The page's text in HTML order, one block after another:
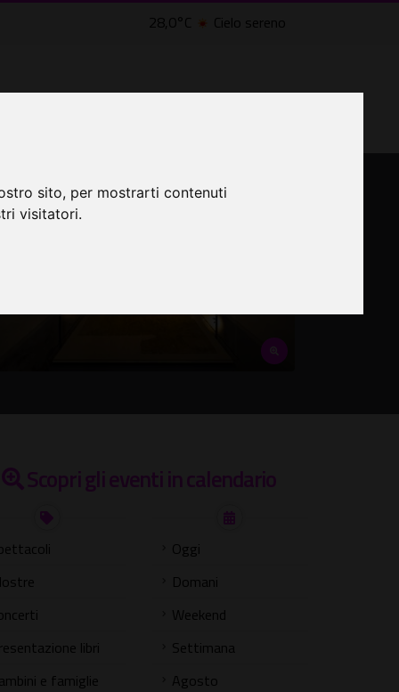
sito, per mostrarti contenuti
visitatori.
28,0°C Cielo sereno
EVENTI ˅ CINEMA ˅
Scopri gli eventi in calendario
libri
e famiglie
Oggi
Domani
Weekend
Settimana
Agosto